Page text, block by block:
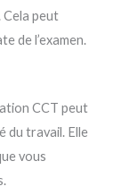
peut
de l’examen.
CCT peut
du travail. Elle
vous